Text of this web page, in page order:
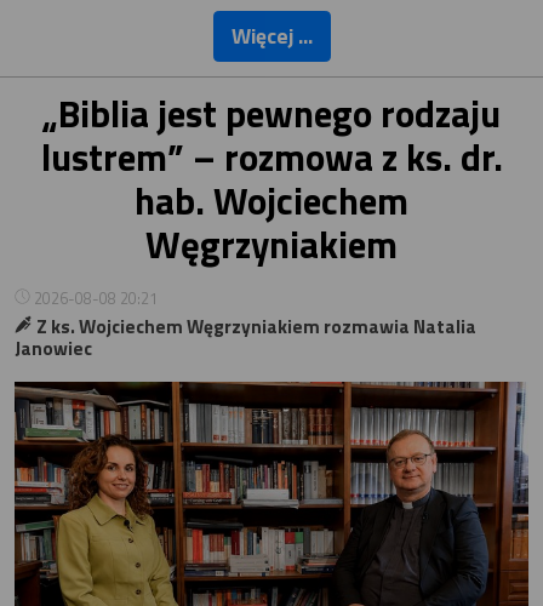
Więcej ...
„Biblia jest pewnego rodzaju
lustrem” – rozmowa z ks. dr.
hab. Wojciechem
Węgrzyniakiem
2026-08-08 20:21
Z ks. Wojciechem Węgrzyniakiem rozmawia Natalia
Janowiec